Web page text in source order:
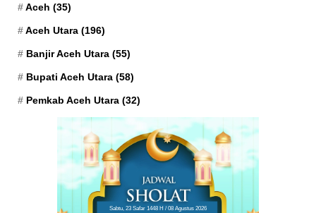
Aceh (35)
Aceh Utara (196)
Banjir Aceh Utara (55)
Bupati Aceh Utara (58)
Pemkab Aceh Utara (32)
Sabtu, 23 Safar 1448 H / 08 Agustus 2026